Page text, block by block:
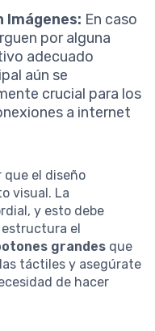
En caso
por alguna
adecuado
aún se
crucial para los
a internet
que el diseño
visual. La
y esto debe
el
grandes que
táctiles y asegúrate
de hacer